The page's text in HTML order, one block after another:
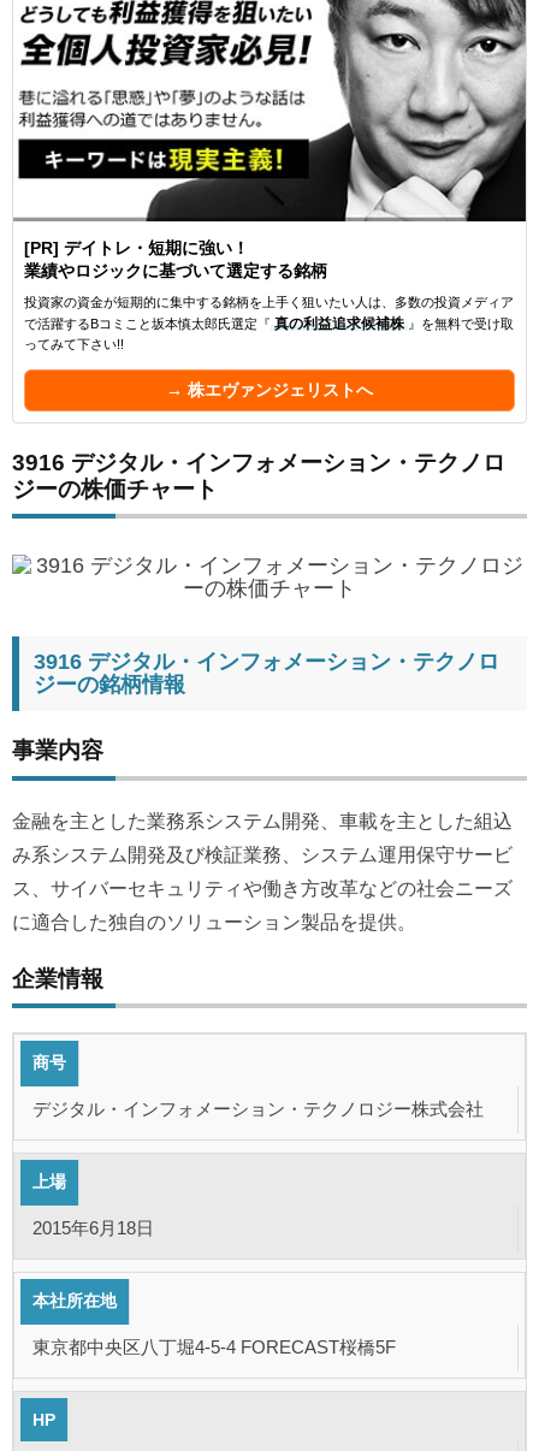
[PR] デイトレ・短期に強い！
業績やロジックに基づいて選定する銘柄
投資家の資金が短期的に集中する銘柄を上手く狙いたい人は、多数の投資メディア
で活躍するBコミこと坂本慎太郎氏選定『 真の利益追求候補株 』を無料で受け取
ってみて下さい!!
→ 株エヴァンジェリストへ
3916 デジタル・インフォメーション・テクノロ
ジーの株価チャート
3916 デジタル・インフォメーション・テクノロ
ジーの銘柄情報
事業内容
金融を主とした業務系システム開発、車載を主とした組込
み系システム開発及び検証業務、システム運用保守サービ
ス、サイバーセキュリティや働き方改革などの社会ニーズ
に適合した独自のソリューション製品を提供。
企業情報
商号
デジタル・インフォメーション・テクノロジー株式会社
上場
2015年6月18日
本社所在地
東京都中央区八丁堀4-5-4 FORECAST桜橋5F
HP